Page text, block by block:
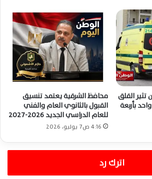
تثير القلق
بأربعة
محافظ الشرقية يعتمد تنسيق
القبول بالثانوي العام والفني
للعام الدراسي الجديد 2026-2027
4:16 ص7 يوليو، 2026
اترك رد